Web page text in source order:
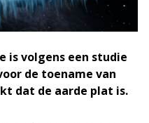
is volgens een studie
de toename van
dat de aarde plat is.